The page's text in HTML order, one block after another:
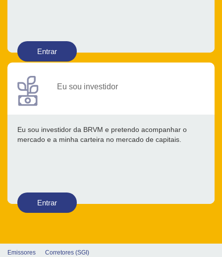
Entrar
Eu sou investidor
Eu sou investidor da BRVM e pretendo acompanhar o
mercado e a minha carteira no mercado de capitais.
Entrar
Emissores Corretores (SGI)